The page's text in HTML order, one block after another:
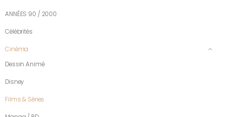
ANNÉES 90 / 2000
Célébrités
Cinéma
Dessin Animé
Disney
Films & Séries